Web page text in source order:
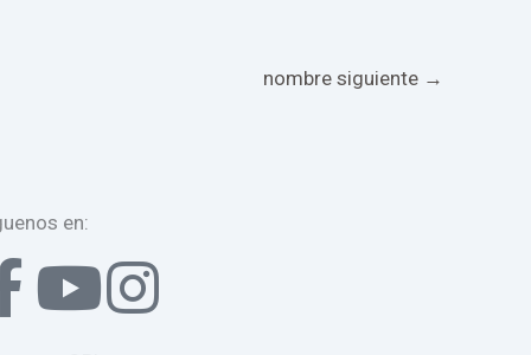
nombre siguiente →
en:
F
Y I